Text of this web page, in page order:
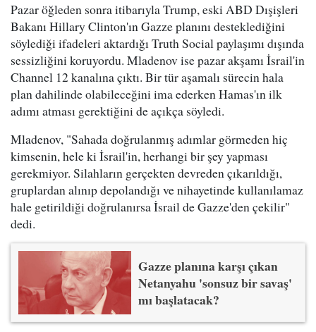
Pazar öğleden sonra itibarıyla Trump, eski ABD Dışişleri
Bakanı Hillary Clinton'ın Gazze planını desteklediğini
söylediği ifadeleri aktardığı Truth Social paylaşımı dışında
sessizliğini koruyordu. Mladenov ise pazar akşamı İsrail'in
Channel 12 kanalına çıktı. Bir tür aşamalı sürecin hala
plan dahilinde olabileceğini ima ederken Hamas'ın ilk
adımı atması gerektiğini de açıkça söyledi.
Mladenov, "Sahada doğrulanmış adımlar görmeden hiç
kimsenin, hele ki İsrail'in, herhangi bir şey yapması
gerekmiyor. Silahların gerçekten devreden çıkarıldığı,
gruplardan alınıp depolandığı ve nihayetinde kullanılamaz
hale getirildiği doğrulanırsa İsrail de Gazze'den çekilir"
dedi.
Gazze planına karşı çıkan
Netanyahu 'sonsuz bir savaş'
mı başlatacak?